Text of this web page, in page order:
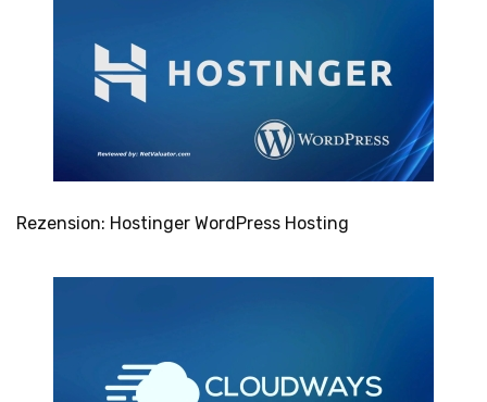
Rezension: Hostinger WordPress Hosting